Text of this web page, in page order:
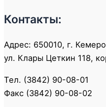
Контакты:
Адрес: 650010, г.
ул. Клары Цеткин 118,
Тел. (3842) 90-08-01
Факс (3842) 90-08-02